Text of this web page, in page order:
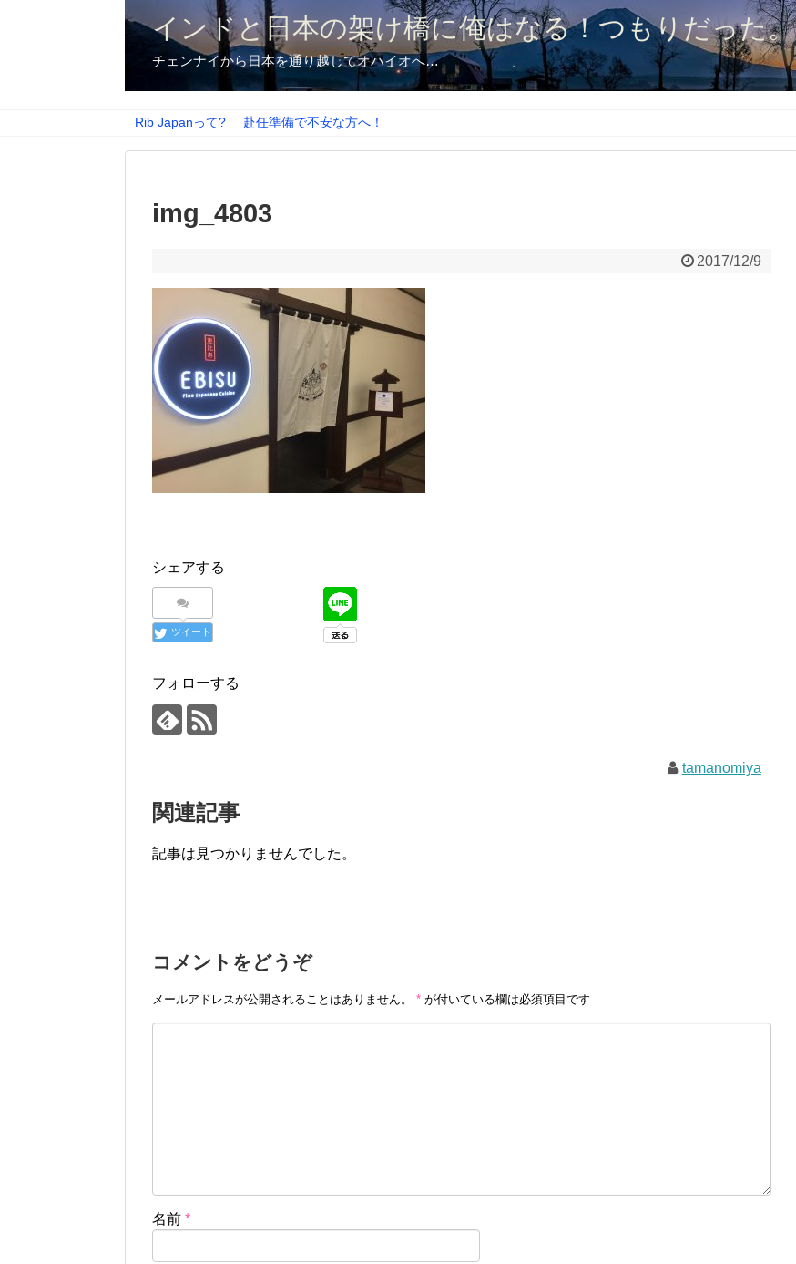
インドと日本の架け橋に俺はなる！つもりだった。
チェンナイから日本を通り越してオハイオへ…
Rib Japanって? 赴任準備で不安な方へ！
img_4803
2017/12/9
シェアする
ツイート
フォローする
tamanomiya
関連記事
記事は見つかりませんでした。
コメントをどうぞ
メールアドレスが公開されることはありません。 * が付いている欄は必須項目です
名前 *